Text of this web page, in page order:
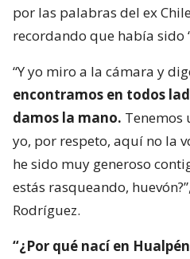
por las palabras del ex
recordando que había sido
“Y yo miro a la cámara y
encontramos en todos
damos la mano. Tenemos
yo, por respeto, aquí no la
he sido muy generoso
estás rasqueando,
Rodríguez.
“¿Por qué nací en